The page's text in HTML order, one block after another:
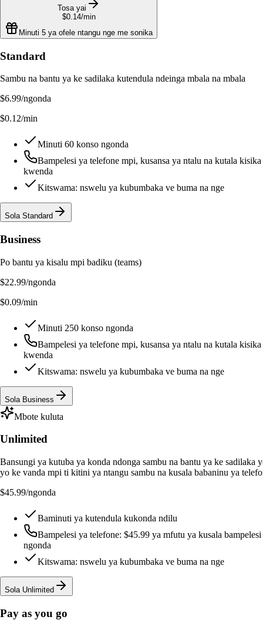
Tosa yai
$0.14/min
Minuti 5 ya ofele ntangu nge me sonika
Standard
Sambu na bantu ya ke sadilaka kutendula ndeinga mbala na mbala
$6.99/ngonda
$0.12/min
Minuti 60 konso ngonda
Bampelesi ya telefone mpi, kusansa ya ntalu na kutala
kwenda
Kitswama: nswelu ya kubumbaka ve buma na nge
Sola Standard
Business
Po bantu ya kisalu mpi badiku (teams)
$22.99/ngonda
$0.09/min
Minuti 250 konso ngonda
Bampelesi ya telefone mpi, kusansa ya ntalu na kutala
kwenda
Kitswama: nswelu ya kubumbaka ve buma na nge
Sola Business
Mbote kuluta
Unlimited
Bansungi ya kutuba ya konda ndonga sambu na bantu ya ke sadilaka
yo ke vanda mpi ti kitini ya ntangu sambu na kusala babaninu ya
$45.99/ngonda
Baminuti ya kutendula kukonda ndilu
Bampelesi ya telefone: $45.99 ya mfutu ya kusala
ngonda
Kitswama: nswelu ya kubumbaka ve buma na nge
Sola Unlimited
Pay as you go